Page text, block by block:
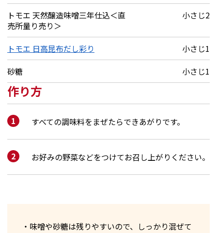
トモエ 天然醸造味噌三年仕込＜直
売所量り売り＞
小さじ2
トモエ 日高昆布だし彩り
小さじ1
砂糖
小さじ1
作り方
すべての調味料をまぜたらできあがりです。
お好みの野菜などをつけてお召し上がりください。
・味噌や砂糖は残りやすいので、しっかり混ぜて